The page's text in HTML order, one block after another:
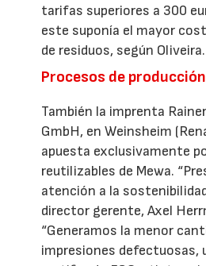
tarifas superiores a 300
este suponía el mayor
de residuos, según Oliveira.
Procesos de
También la imprenta
GmbH, en Weinsheim
apuesta exclusivamente
reutilizables de Mewa.
atención a la
director gerente, Axel
“Generamos la menor
impresiones defectuosas,